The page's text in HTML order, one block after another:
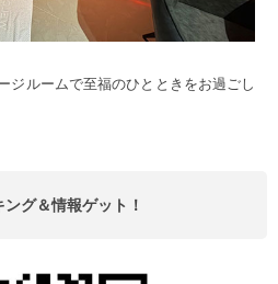
ジルームで至福のひとときをお過ごし
グ＆情報ゲット！